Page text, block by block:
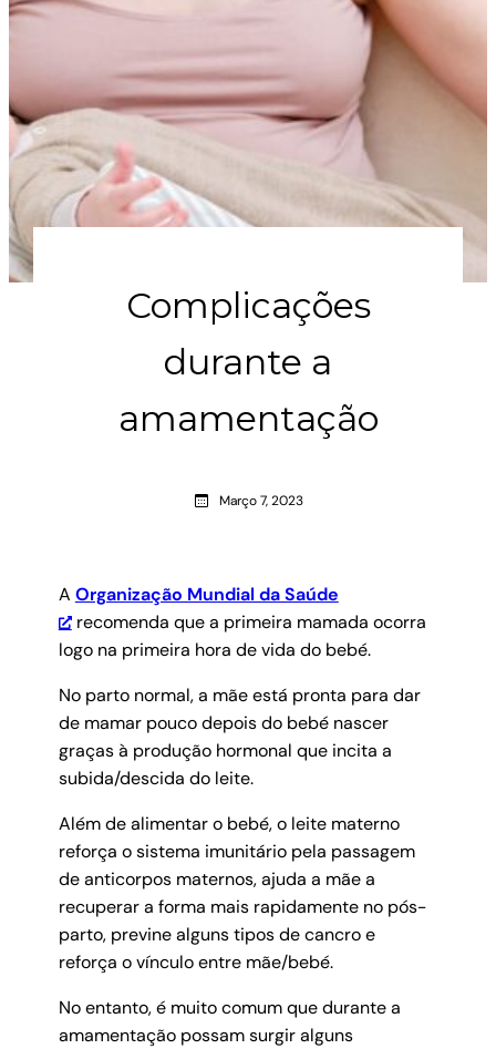
Complicações
durante a
amamentação
Março 7, 2023
A Organização Mundial da Saúde
recomenda que a primeira mamada ocorra
logo na primeira hora de vida do bebé.
No parto normal, a mãe está pronta para dar
de mamar pouco depois do bebé nascer
graças à produção hormonal que incita a
subida/descida do leite.
Além de alimentar o bebé, o leite materno
reforça o sistema imunitário pela passagem
de anticorpos maternos, ajuda a mãe a
recuperar a forma mais rapidamente no pós-
parto, previne alguns tipos de cancro e
reforça o vínculo entre mãe/bebé.
No entanto, é muito comum que durante a
amamentação possam surgir alguns